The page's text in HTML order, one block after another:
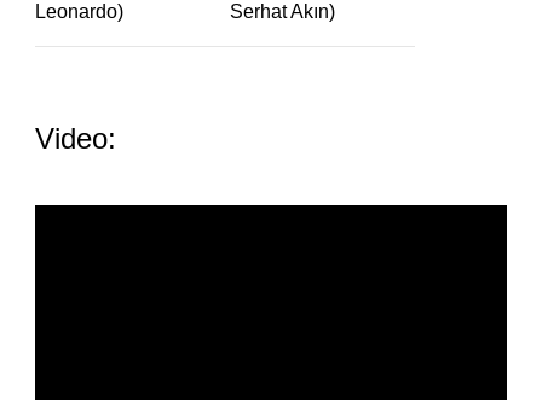
Leonardo)
Serhat Akın)
Video: